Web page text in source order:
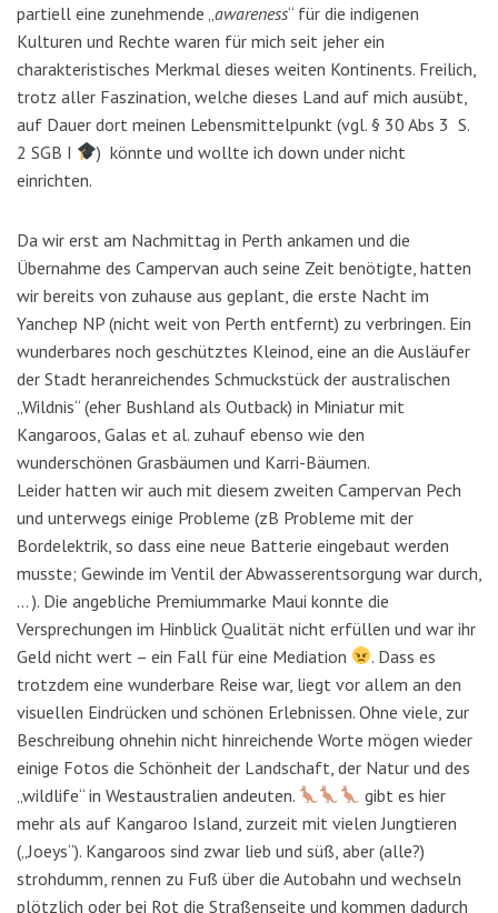
partiell eine zunehmende „ awareness“ für die indigenen
Kulturen und Rechte waren für mich seit jeher ein
charakteristisches Merkmal dieses weiten Kontinents. Freilich,
trotz aller Faszination, welche dieses Land auf mich ausübt,
auf Dauer dort meinen Lebensmittelpunkt (vgl. § 30 Abs 3 S.
2 SGB I
) könnte und wollte ich down under nicht
einrichten.
Da wir erst am Nachmittag in Perth ankamen und die
Übernahme des Campervan auch seine Zeit benötigte, hatten
wir bereits von zuhause aus geplant, die erste Nacht im
Yanchep NP (nicht weit von Perth entfernt) zu verbringen. Ein
wunderbares noch geschütztes Kleinod, eine an die Ausläufer
der Stadt heranreichendes Schmuckstück der australischen
„Wildnis“ (eher Bushland als Outback) in Miniatur mit
Kangaroos, Galas et al. zuhauf ebenso wie den
wunderschönen Grasbäumen und Karri-Bäumen.
Leider hatten wir auch mit diesem zweiten Campervan Pech
und unterwegs einige Probleme (zB Probleme mit der
Bordelektrik, so dass eine neue Batterie eingebaut werden
musste; Gewinde im Ventil der Abwasserentsorgung war durch,
… ). Die angebliche Premiummarke Maui konnte die
Versprechungen im Hinblick Qualität nicht erfüllen und war ihr
Geld nicht wert – ein Fall für eine Mediation
. Dass es
trotzdem eine wunderbare Reise war, liegt vor allem an den
visuellen Eindrücken und schönen Erlebnissen. Ohne viele, zur
Beschreibung ohnehin nicht hinreichende Worte mögen wieder
einige Fotos die Schönheit der Landschaft, der Natur und des
„wildlife“ in Westaustralien andeuten.
gibt es hier
mehr als auf Kangaroo Island, zurzeit mit vielen Jungtieren
(„Joeys“). Kangaroos sind zwar lieb und süß, aber (alle?)
strohdumm, rennen zu Fuß über die Autobahn und wechseln
plötzlich oder bei Rot die Straßenseite und kommen dadurch